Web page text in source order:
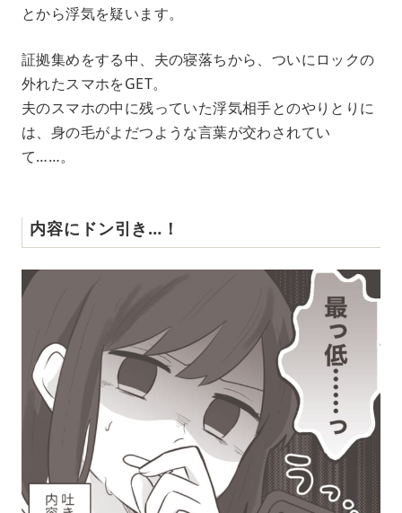
とから浮気を疑います。
証拠集めをする中、夫の寝落ちから、ついにロックの
外れたスマホをGET。
夫のスマホの中に残っていた浮気相手とのやりとりに
は、身の毛がよだつような言葉が交わされてい
て……。
内容にドン引き…！